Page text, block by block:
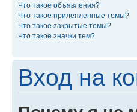
Что такое объявления?
Что такое прилепленные темы?
Что такое закрытые темы?
Что такое значки тем?
Вход на